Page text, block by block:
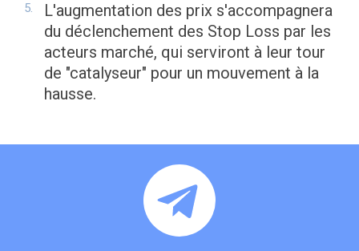
L'augmentation des prix s'accompagnera
du déclenchement des Stop Loss par les
acteurs marché, qui serviront à leur tour
de "catalyseur" pour un mouvement à la
hausse.